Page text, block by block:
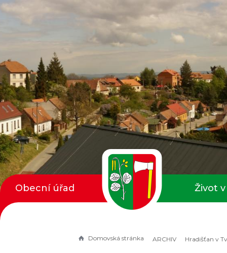
Domovská stránka ARCHIV Hradišťan v
Obecní úřad Život